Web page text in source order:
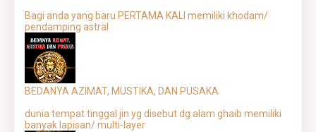
Bagi anda yang baru PERTAMA KALI memiliki khodam/
pendamping astral
BEDANYA AZIMAT, MUSTIKA, DAN PUSAKA
dunia tempat tinggal jin yg disebut dg alam ghaib memiliki
banyak lapisan/ multi-layer